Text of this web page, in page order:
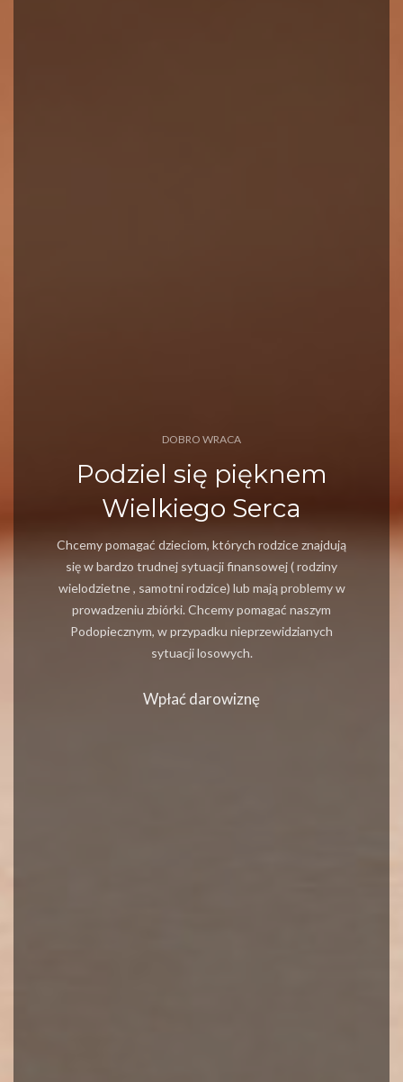
DOBRO WRACA
Podziel się pięknem
Wielkiego Serca
Chcemy pomagać dzieciom, których rodzice znajdują
się w bardzo trudnej sytuacji finansowej ( rodziny
wielodzietne , samotni rodzice) lub mają problemy w
prowadzeniu zbiórki. Chcemy pomagać naszym
Podopiecznym, w przypadku nieprzewidzianych
sytuacji losowych.
Wpłać darowiznę